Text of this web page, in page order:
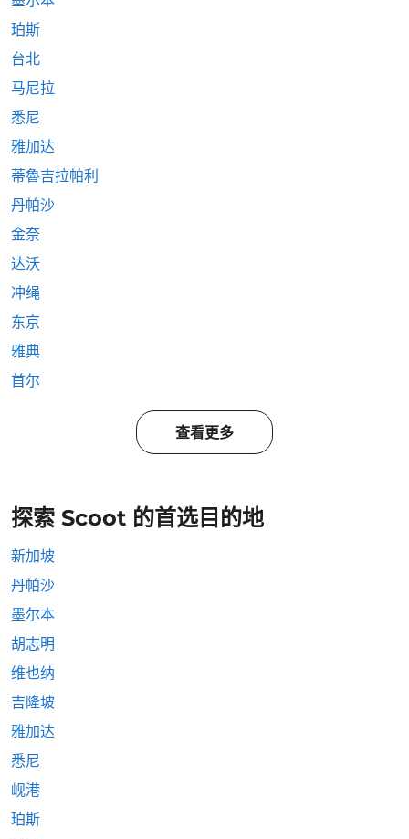
珀斯
台北
马尼拉
悉尼
雅加达
蒂魯吉拉帕利
丹帕沙
金奈
达沃
冲绳
东京
雅典
首尔
查看更多
探索 Scoot 的首选目的地
新加坡
丹帕沙
墨尔本
胡志明
维也纳
吉隆坡
雅加达
悉尼
岘港
珀斯